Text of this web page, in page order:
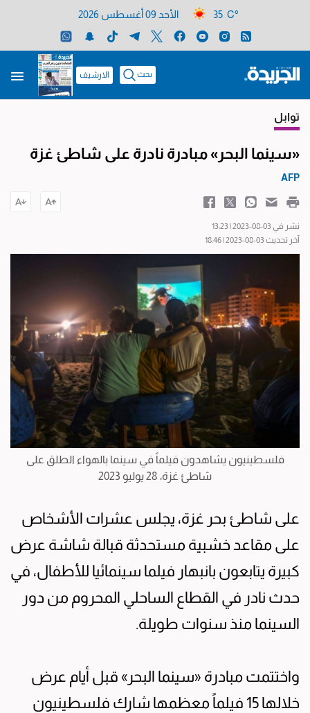
35 C° الأحد 09 أغسطس 2026
بحث الارشيف
توابل
«سينما البحر» مبادرة نادرة على شاطئ غزة
AFP
نشر في 03-08-2023 | 13:23
آخر تحديث 03-08-2023 | 18:46
فلسطينيون يشاهدون فيلماً في سينما بالهواء الطلق على
شاطئ غزة، 28 يوليو 2023
على شاطئ بحر غزة، يجلس عشرات الأشخاص
على مقاعد خشبية مستحدثة قبالة شاشة عرض
كبيرة يتابعون بانبهار فيلما سينمائيا للأطفال، في
حدث نادر في القطاع الساحلي المحروم من دور
السينما منذ سنوات طويلة.
واختتمت مبادرة «سينما البحر» قبل أيام عرض
خلالها 15 فيلماً معظمها شارك فلسطينيون